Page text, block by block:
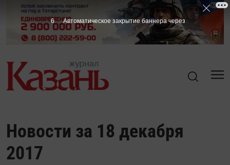
Новости за 18 декабря
2017
5 Автоматическое закрытие баннера через